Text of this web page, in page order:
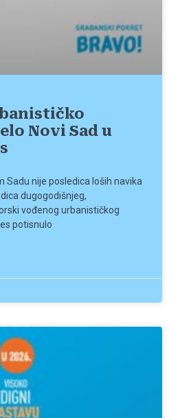
Novi Sad u
Sadu nije posledica loših navika
dugogodišnjeg,
vođenog urbanističkog
potisnulo